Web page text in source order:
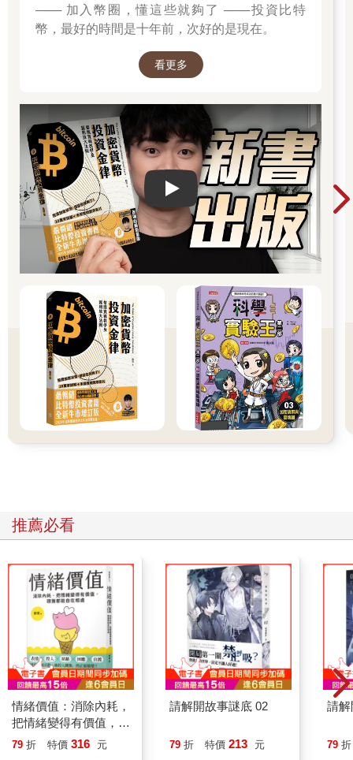
這是四十年前的事了。退伍後，我決定重回校園。復學前三個
想，一天花十八個小時讀書，有可能一無所獲嗎？第一個星期可
說收穫良多，我讀完了十五篇左右的論文，也看完了兩本書。
忘看過的內容，最終忘得一乾二淨。儘管我不斷把知識填進腦
海，它們還是像竹籃裡的水一樣嘩嘩流乾。
那時我才意識到，即使動作會變得比較慢，還是要充分利用時
間，好好把東西記起來。於是，我開始記錄。閱讀論文或書籍
時，我都會標記重點，在空白處寫上關鍵字。每次結束一個章
節，便把記在腦海中的重點寫在便條紙上。讀完一整本書後，再
把事先記下來的東西謄到筆記本，並且加上自己的想法。若有必
要，也會調整重點順序。
起初，這麼做並不是為了提升學習效率，單純是覺得都這麼努力
讀書了，卻一下就忘光光實在太可惜，才會出於本能開始記錄，
想把知識保留在腦海裡。這麼做雖然比以前耗時許多，但真的學
得到東西。
令人訝異的不只這點。過了三到四天後，記錄時間明顯縮短。再
過一陣子，連讀書的時間都變短了。我並未改變讀書的方式，只
是善用紀錄來打通脈絡，書自然讀得比較快。
就算不讀書或上課，我們照樣可以從生活經驗獲得各種收穫。世
界上滿是知識、資訊與靈感，但我們往往與之擦肩而過，或者沒
有好好抓緊它們。
這絕不是因為你頭腦不好，而是因為大腦容量有限。大腦無法記
住所有的資訊，所以將記憶分為兩種：很快就忘了的短期記憶和
回顧紀錄，讓大腦認知到這個知識必須放在長期記憶。
我們每天接觸到的龐大知識最終幾乎全都消散而去，不覺得可惜
嗎？比起可惜，你應該感到警惕，畢竟我們每天都在錯過成長的
機會。如果想攝取豐富的知識，就不能只是囫圇吞棗。唯有好好
消化這些知識，它才會成為你的血肉。
記錄型人類的記憶方法：「記錄，然後覆誦出來」
有些人說：「我很認真做筆記，但還是記不住。」無論多認真筆
記、仔細畫下重點，依舊記不住學習內容，多半是因為錯誤的筆
記習慣。
我想問各位，你為什麼做筆記？大部分的人應該都是為了記住某
後再看」的想法，這個筆記將會在無意間被你推到記憶的角落。
─── 加入幣圈，懂這些就夠了 ───投資比特
幣，最好的時間是十年前，次好的是現在。
看更多
Play video
推薦必看
情緒價值：消除內耗，
把情緒變得有價值，跟
誰都能自在相處
79 折 特價 316 元
請解開故事謎底 02
79 折 特價 213 元
請解
79 折